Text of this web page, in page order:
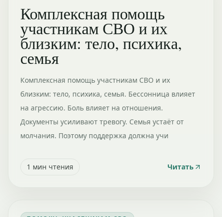
Комплексная помощь
участникам СВО и их
близким: тело, психика,
семья
Комплексная помощь участникам СВО и их
близким: тело, психика, семья. Бессонница влияет
на агрессию. Боль влияет на отношения.
Документы усиливают тревогу. Семья устаёт от
молчания. Поэтому поддержка должна учи
1 мин чтения Читать